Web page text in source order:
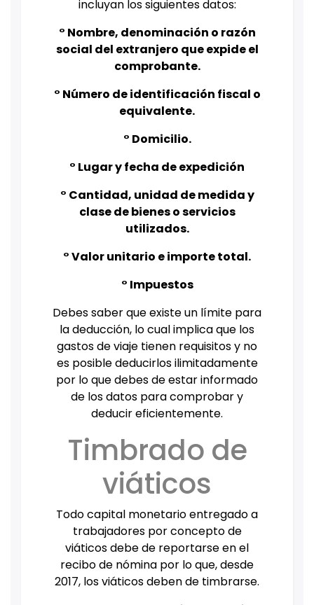
incluyan los siguientes datos:
° Nombre, denominación o razón
social del extranjero que expide el
comprobante.
° Número de identificación fiscal o
equivalente.
° Domicilio.
° Lugar y fecha de expedición
° Cantidad, unidad de medida y
clase de bienes o servicios
utilizados.
° Valor unitario e importe total.
° Impuestos
Debes saber que existe un límite para
la deducción, lo cual implica que los
gastos de viaje tienen requisitos y no
es posible deducirlos ilimitadamente
por lo que debes de estar informado
de los datos para comprobar y
deducir eficientemente.
Timbrado de
viáticos
Todo capital monetario entregado a
trabajadores por concepto de
viáticos debe de reportarse en el
recibo de nómina por lo que, desde
2017, los viáticos deben de timbrarse.